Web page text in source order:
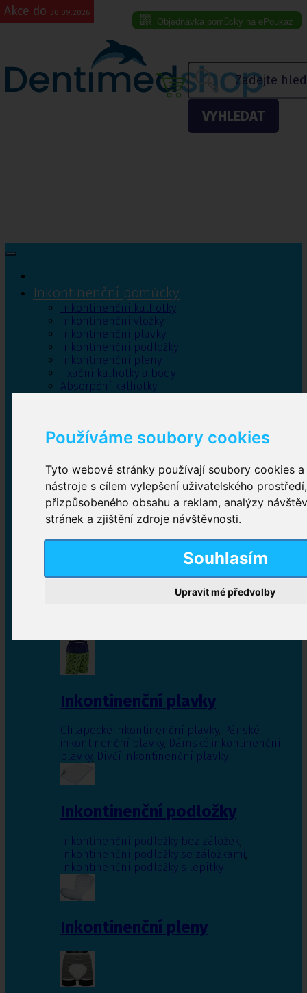
Používáme soubory cookies
Tyto webové stránky používají soubory cookies
nástroje s cílem vylepšení uživatelského
přizpůsobeného obsahu a reklam, analýzy
stránek a zjištění zdroje návštěvnosti.
Souhlasím
Upravit mé předvolby
Objednávka pomůcky na ePoukaz
VYHLEDAT
Inkontinenční pomůcky
Inkontinenční kalhotky
Inkontinenční vložky
Inkontinenční plavky
Inkontinenční podložky
Inkontinenční pleny
Fixační kalhotky a body
Absorpční kalhotky
Inkontinenční kalhotky
Plenkové kalhotky navlékací,Plenkové kalhotky
zalepovací,Inkontinenční kalhotky dámské
Inkontinenční vložky
Inkontinenční plavky
Chlapecké inkontinenční plavky, Pánské
inkontinenční plavky, Dámské inkontinenční
plavky, Dívčí inkontinenční plavky
Inkontinenční podložky
Inkontinenční podložky bez záložek,
Inkontinenční podložky se záložkami,
Inkontinenční podložky s lepítky
Inkontinenční pleny
Akce do 30.09.2026